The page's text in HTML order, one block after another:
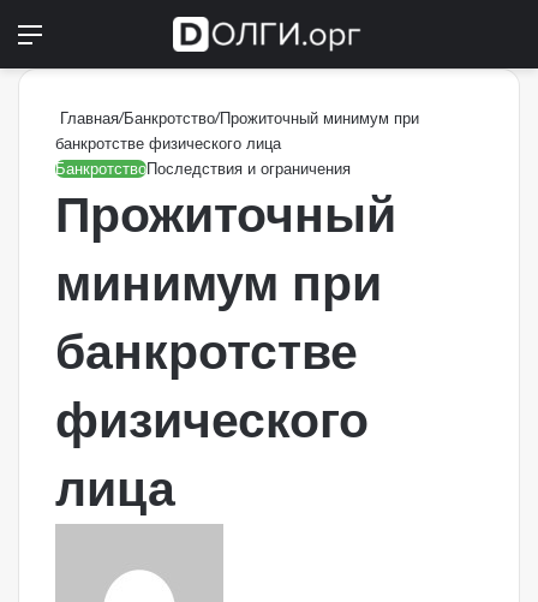
Меню
Главная/Банкротство/Прожиточный минимум при
банкротстве физического лица
БанкротствоПоследствия и ограничения
Прожиточный
минимум при
банкротстве
физического
лица